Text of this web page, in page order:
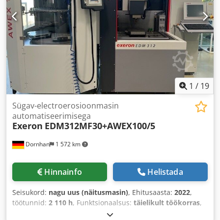
etteandekiirus:5 m/min, Y-telje etteandesagedus:
m/min, toitesagedus Z-telg: 15 m/min , sisendpinge:400 V,
kogumass:2 500 kg , sisendsagedus:50 Hz, Varustus:
dokumentatsioon / käsiraamat,
1 / 19
Dornhan 1 572 km
Sügav-electroerosioonmasin
automatiseerimisega
Exeron EDM312MF30+AWEX100/5
Hinnainfo Helistada
Seisukord: nagu uus (näitusmasin), Ehitusaasta: 2022,
töötunnid: 2 110 h, Funktsionaalsus: täielikult töökorras,
7846, X-telje liikumisteekond: